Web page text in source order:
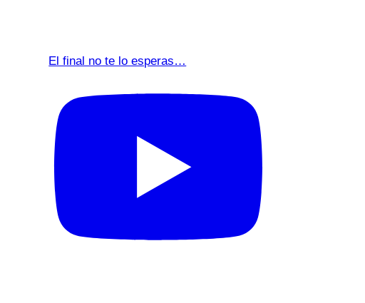
El final no te lo esperas…